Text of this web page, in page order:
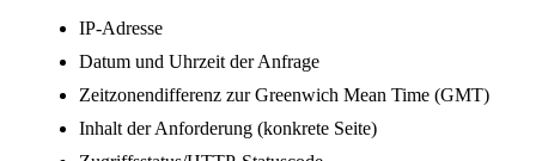
IP-Adresse
Datum und Uhrzeit der Anfrage
Zeitzonendifferenz zur Greenwich Mean Time (GMT)
Inhalt der Anforderung (konkrete Seite)